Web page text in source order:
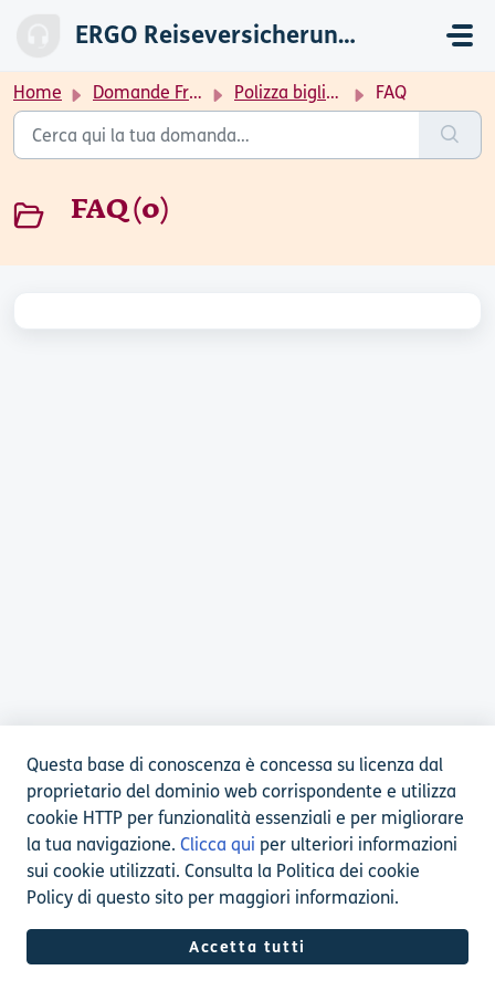
ERGO Reiseversicherung - Eventtickets
Home Domande Frequenti (FAQ) Polizza biglietto sicuro FAQ
FAQ (0)
Software per helpdesk di Freshdesk Politica dei cookie
Questa base di conoscenza è concessa su licenza dal
proprietario del dominio web corrispondente e utilizza
cookie HTTP per funzionalità essenziali e per migliorare
la tua navigazione. Clicca qui per ulteriori informazioni
sui cookie utilizzati. Consulta la Politica dei cookie
Policy di questo sito per maggiori informazioni.
Accetta tutti